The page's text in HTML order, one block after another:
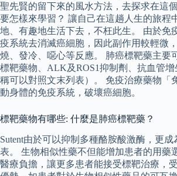
聖先賢的留下來的風水方法，去探求在這
要怎樣來學習？ 讓自己在這趟人生的旅程
地、有趣地生活下去，不枉此生。 由於免
疫系統去消滅癌細胞，因此副作用較輕微
燒、發冷、噁心等反應。 肺癌標靶藥主要
標靶藥物、ALK及ROS1抑制劑、抗血管
稱可以對照文末列表）。 免疫治療藥物「
動身體的免疫系統，破壞癌細胞。
標靶藥物有哪些: 什麼是肺癌標靶藥？
Sutent由於可以抑制多種酪胺酸激酶，更
表。 生物相似性藥不但能增加患者的用藥
醫療負擔，讓更多患者能接受標靶治療，